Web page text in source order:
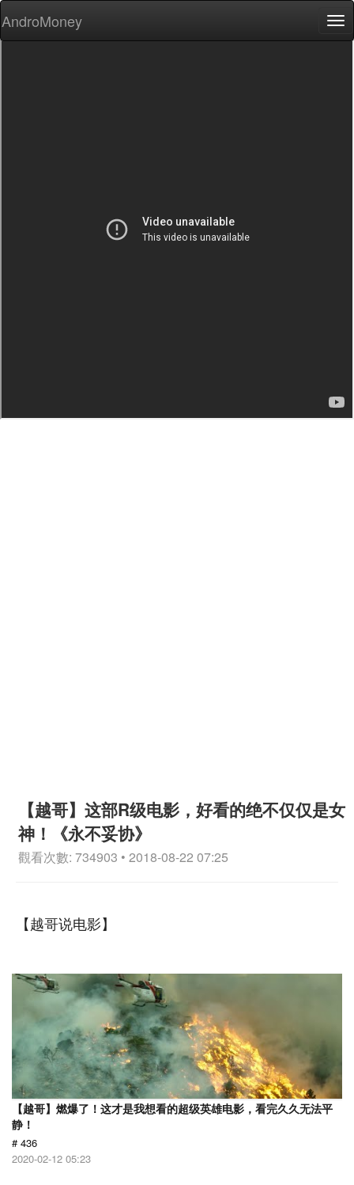
AndroMoney
【越哥】这部R级电影，好看的绝不仅仅是女
神！《永不妥协》
觀看次數: 734903 • 2018-08-22 07:25
【越哥说电影】
【越哥】燃爆了！这才是我想看的超级英雄电影，看完久久无法平
静！
# 436
2020-02-12 05:23